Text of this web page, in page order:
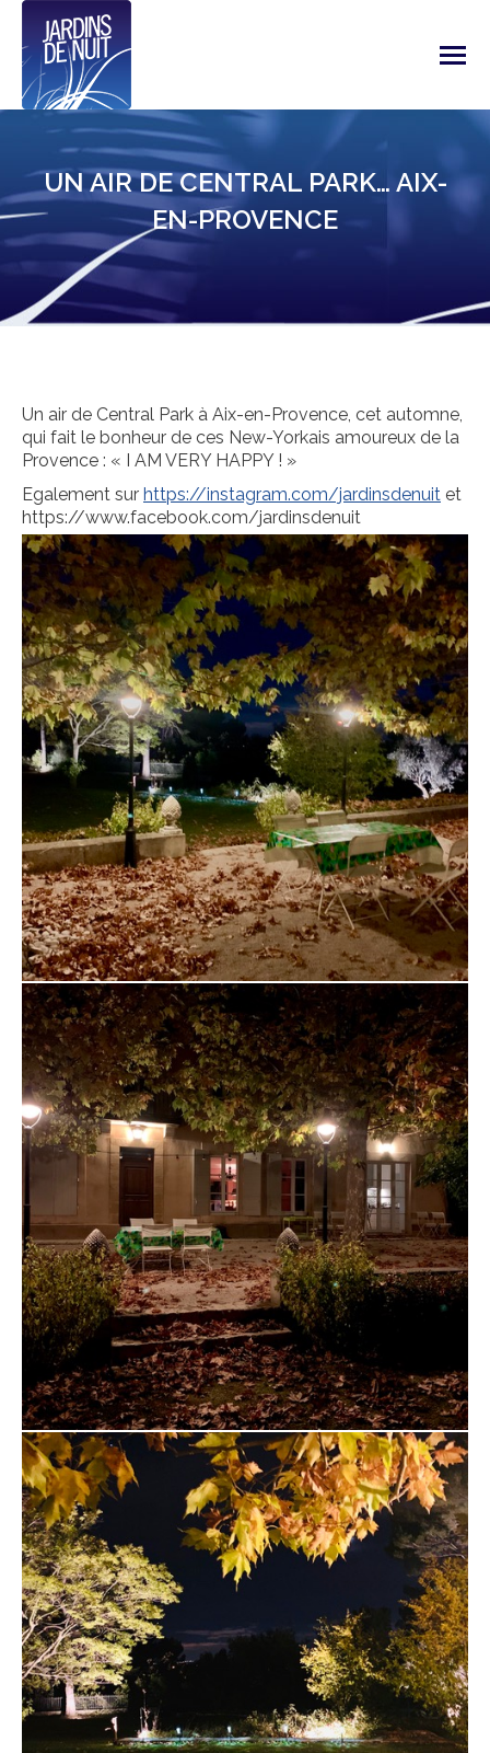
UN AIR DE CENTRAL PARK… AIX-
EN-PROVENCE
Un air de Central Park à Aix-en-Provence, cet automne,
qui fait le bonheur de ces New-Yorkais amoureux de la
Provence : « I AM VERY HAPPY ! »
Egalement sur https://instagram.com/jardinsdenuit et
https://www.facebook.com/jardinsdenuit